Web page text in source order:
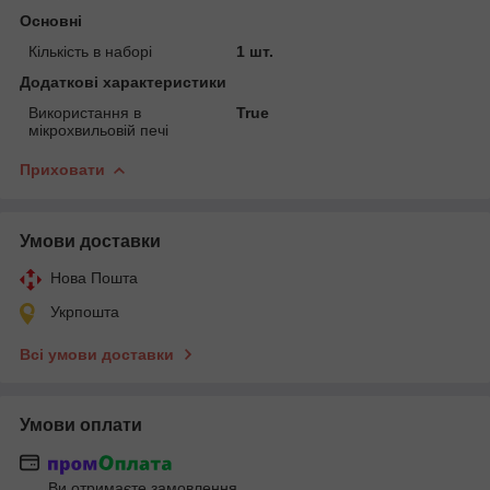
Основні
Кількість в наборі
1 шт.
Додаткові характеристики
Використання в
мікрохвильовій печі
True
Приховати
Умови доставки
Нова Пошта
Укрпошта
Всі умови доставки
Умови оплати